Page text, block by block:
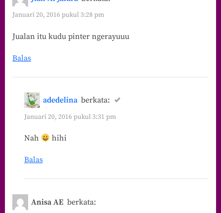
Januari 20, 2016 pukul 3:28 pm
Jualan itu kudu pinter ngerayuuu
Balas
adedelina berkata:
Januari 20, 2016 pukul 3:31 pm
Nah hihi
Balas
Anisa AE berkata: